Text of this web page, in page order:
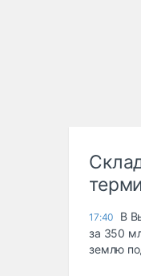
17:40
В
за 350
землю